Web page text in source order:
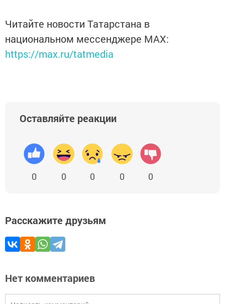
Читайте новости Татарстана в
национальном мессенджере MАХ:
https://max.ru/tatmedia
Оставляйте реакции
0 0 0 0 0
Расскажите друзьям
Нет комментариев